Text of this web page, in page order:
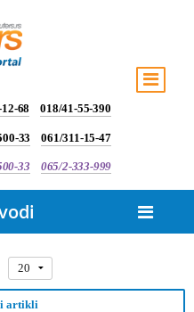
68 018/41-55-390
33 061/311-15-47
33 065/2-333-999
20
artikli